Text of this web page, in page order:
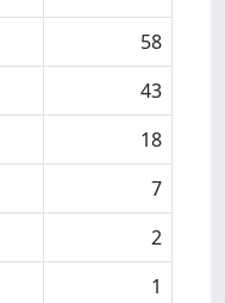
58
43
18
7
2
1